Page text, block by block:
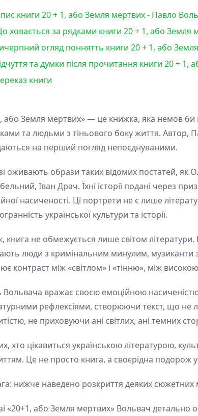
книги 20 + 1, або Земля мертвих - Павло
ховається за рядками книги 20 + 1, або Земля
огляд поннятть книги 20 + 1, або
та думки після прочитання книги 20 +
книги
або Земля мертвих» — це книжка, яка немов
та людьми з тіньового боку життя. Автор,
на перший погляд непоєднуваними.
оживають образи таких відомих постатей, як
Іван Драч. Їхні історії подані через
насиченості. Ці портрети не є лише
української культури та історії.
книга не обмежується лише світом
люди з кримінальним минулим, музиканти з
контраст між «світлом» і «тінню», між
Вольвача вражає своєю емоційною
рефлексіями, створюючи текст, що не
не приховуючи ані світлих, ані темних
хто цікавиться українською літературою,
Це не просто книга, а своєрідна подорож
нижче наведено розкриття деяких сюжетних
«20+1, або Земля мертвих» Вольвач детально